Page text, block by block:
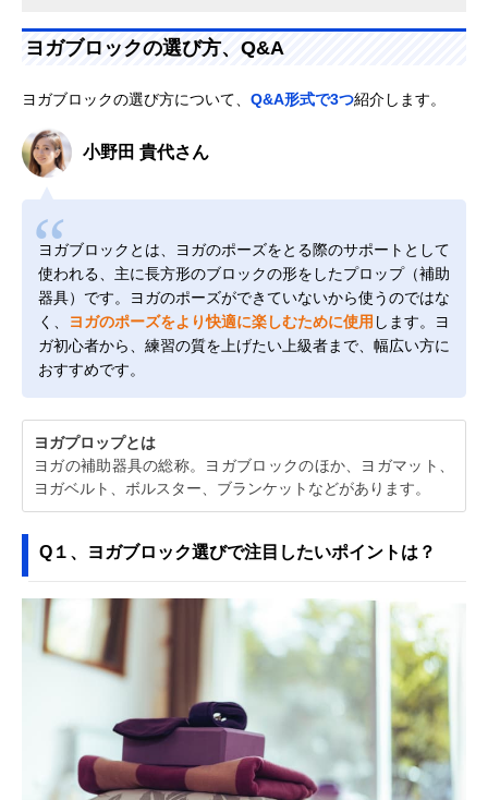
ヨガブロックの選び方、Q&A
ヨガブロックの選び方について、 Q&A形式で3つ紹介します。
小野田 貴代さん
ヨガブロックとは、ヨガのポーズをとる際のサポートとして
使われる、主に長方形のブロックの形をしたプロップ（補助
器具）です。ヨガのポーズができていないから使うのではな
く、
ヨガのポーズをより快適に楽しむために使用 します。ヨ
ガ初心者から、練習の質を上げたい上級者まで、幅広い方に
おすすめです。
ヨガプロップとは
ヨガの補助器具の総称。ヨガブロックのほか、ヨガマット、
ヨガベルト、ボルスター、ブランケットなどがあります。
Q１、ヨガブロック選びで注目したいポイントは？